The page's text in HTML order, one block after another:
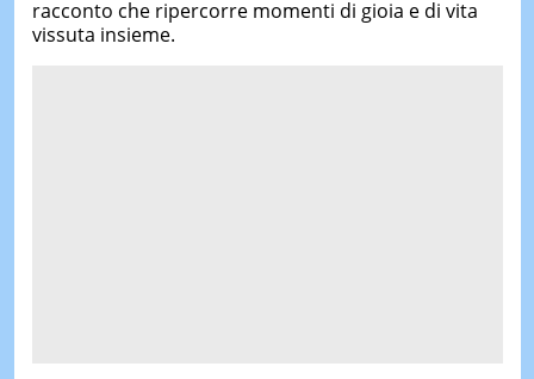
racconto che ripercorre momenti di gioia e di vita
vissuta insieme.